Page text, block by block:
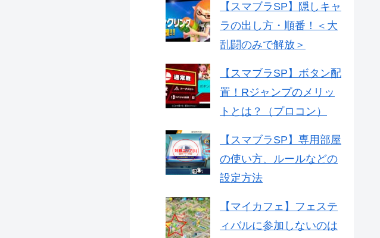
【スマブラSP】隠しキャ
ラの出し方・順番！＜大
乱闘のみで解放＞
【スマブラSP】ボタン配
置！Rジャンプのメリッ
トとは？（プロコン）
【スマブラSP】専用部屋
の使い方、ルールなどの
設定方法
【マイカフェ】フェステ
ィバルに参加しないのは